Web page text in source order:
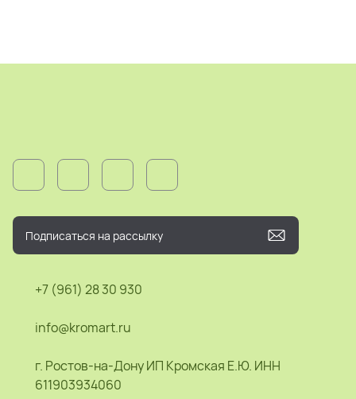
+7 (961) 28 30 930
info@kromart.ru
г. Ростов-на-Дону ИП Кромская Е.Ю. ИНН
611903934060